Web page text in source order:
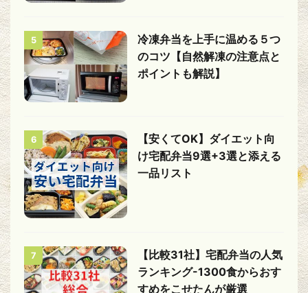
5
冷凍弁当を上手に温める５つ
のコツ【自然解凍の注意点と
ポイントも解説】
6
【安くてOK】ダイエット向
け宅配弁当9選+3選と添える
一品リスト
7
【比較31社】宅配弁当の人気
ランキング-1300食からおす
すめをこせたんが厳選